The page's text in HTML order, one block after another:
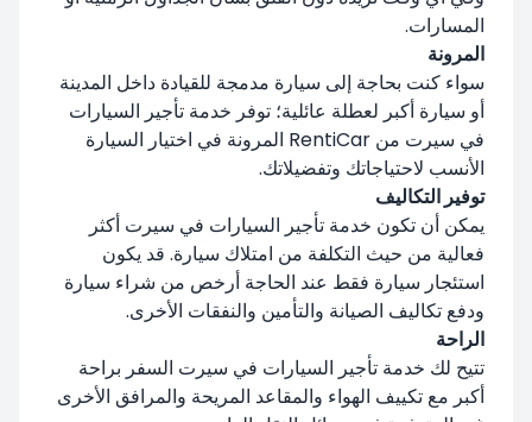
المسارات.
المرونة
سواء كنت بحاجة إلى سيارة مدمجة للقيادة داخل المدينة
أو سيارة أكبر لعطلة عائلية؛ توفر خدمة تأجير السيارات
في سيرت من RentiCar المرونة في اختيار السيارة
الأنسب لاحتياجاتك وتفضيلاتك.
توفير التكاليف
يمكن أن تكون خدمة تأجير السيارات في سيرت أكثر
فعالية من حيث التكلفة من امتلاك سيارة. قد يكون
استئجار سيارة فقط عند الحاجة أرخص من شراء سيارة
ودفع تكاليف الصيانة والتأمين والنفقات الأخرى.
الراحة
تتيح لك خدمة تأجير السيارات في سيرت السفر براحة
أكبر مع تكييف الهواء والمقاعد المريحة والمرافق الأخرى